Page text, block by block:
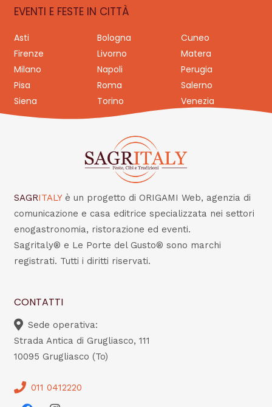
EVENTI E FESTE IN CITTÀ
Asti Bologna
Cuneo
Firenze
Livorno
Matera
Milano
Napoli
Perugia
Pisa
Roma
Salerno
Siena
Torino Venezia
SAGRITALY è un progetto di ORIGAMI Web, agenzia di
comunicazione e casa editrice specializzata nei settori
enogastronomia, ristorazione ed eventi.
Sagritaly® e Le Porte del Gusto® sono marchi
registrati. Tutti i diritti riservati.
CONTATTI
Sede operativa:
Strada Antica di Grugliasco, 111
10095 Grugliasco (To)
011 0412220